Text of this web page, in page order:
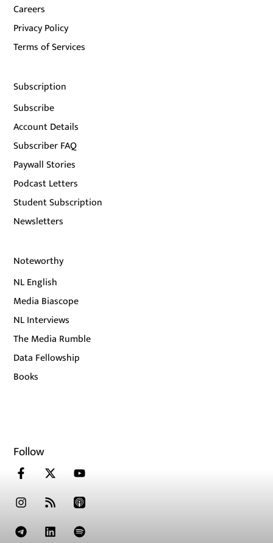
Careers
Privacy Policy
Terms of Services
Subscription
Subscribe
Account Details
Subscriber FAQ
Paywall Stories
Podcast Letters
Student Subscription
Newsletters
Noteworthy
NL English
Media Biascope
NL Interviews
The Media Rumble
Data Fellowship
Books
Follow